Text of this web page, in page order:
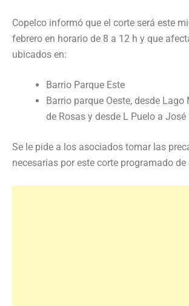
Copelco informó que el corte será este
febrero en horario de 8 a 12 h y que
ubicados en:
Barrio Parque Este
Barrio parque Oeste, desde
de Rosas y desde L Puelo a José
Se le pide a los asociados tomar las
necesarias por este corte programado